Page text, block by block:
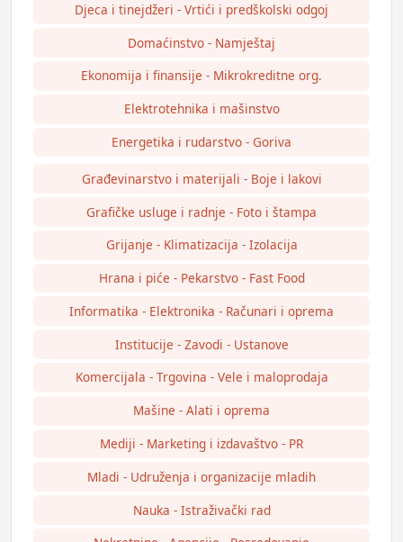
Djeca i tinejdžeri - Vrtići i predškolski odgoj
Domaćinstvo - Namještaj
Ekonomija i finansije - Mikrokreditne org.
Elektrotehnika i mašinstvo
Energetika i rudarstvo - Goriva
Građevinarstvo i materijali - Boje i lakovi
Grafičke usluge i radnje - Foto i štampa
Grijanje - Klimatizacija - Izolacija
Hrana i piće - Pekarstvo - Fast Food
Informatika - Elektronika - Računari i oprema
Institucije - Zavodi - Ustanove
Komercijala - Trgovina - Vele i maloprodaja
Mašine - Alati i oprema
Mediji - Marketing i izdavaštvo - PR
Mladi - Udruženja i organizacije mladih
Nauka - Istraživački rad